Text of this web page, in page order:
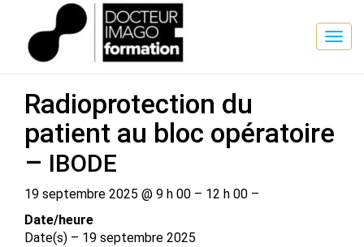
SESSION DE FORMATION
Radioprotection du
patient au bloc opératoire
– IBODE
19 septembre 2025 @ 9 h 00 – 12 h 00 –
Date/​heure
Date(s) – 19 septembre 2025